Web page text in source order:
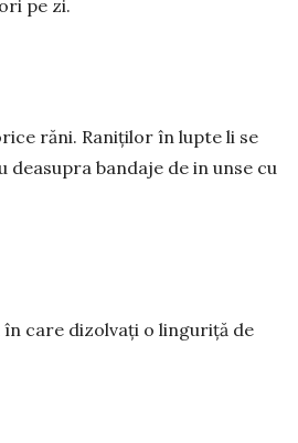
pe zi.
răni. Raniților în lup­te li se
dea­­su­pra bandaje de in unse cu
în care dizolvați o linguriță de